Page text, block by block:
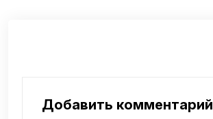
Добавить комментарий